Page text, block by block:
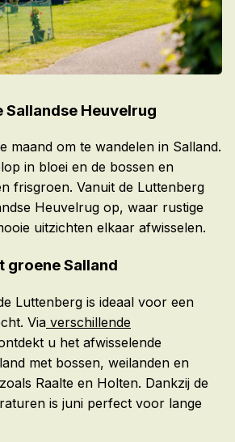
Sallandse Heuvelrug
maand om te wandelen in Salland.
in bloei en de bossen en
frisgroen. Vanuit de Luttenberg
Heuvelrug op, waar rustige
uitzichten elkaar afwisselen.
groene Salland
Luttenberg is ideaal voor een
Via verschillende
u het afwisselende
met bossen, weilanden en
Raalte en Holten. Dankzij de
is juni perfect voor lange